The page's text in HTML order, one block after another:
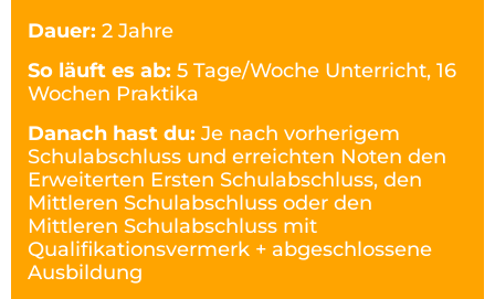
Dauer: 2 Jahre
So läuft es ab: 5 Tage/Woche Unterricht, 16
Wochen Praktika
Danach hast du: Je nach vorherigem
Schulabschluss und erreichten Noten den
Erweiterten Ersten Schulabschluss, den
Mittleren Schulabschluss oder den
Mittleren Schulabschluss mit
Qualifikationsvermerk + abgeschlossene
Ausbildung